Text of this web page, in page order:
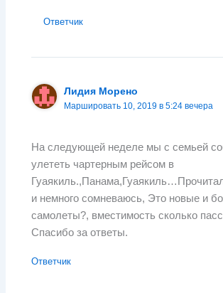
Ответчик
Лидия Морено
Маршировать 10, 2019 в 5:24 вечера
На следующей неделе мы с семьей
улететь чартерным рейсом в
и немного сомневаюсь, Это новые и
самолеты?, вместимость сколько
Спасибо за ответы.
Ответчик